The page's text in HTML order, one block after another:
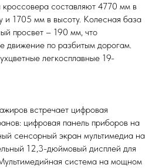
кроссовера составляют 4770 мм в
и 1705 мм в высоту. Колесная база
просвет – 190 мм, что
движение по разбитым дорогам.
легкосплавные 19-
встречает цифровая
цифровая панель приборов на
сенсорный экран мультимедиа на
12,3-дюймовый дисплей для
система на мощном